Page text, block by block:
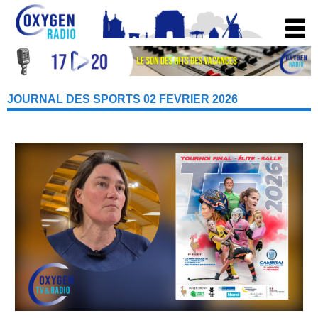
JOURNAL DES SPORTS 02 FEVRIER 2026